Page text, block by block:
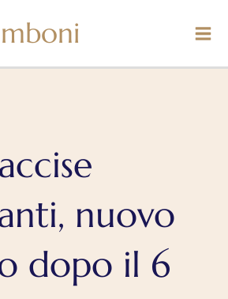
nuovo
dopo il 6